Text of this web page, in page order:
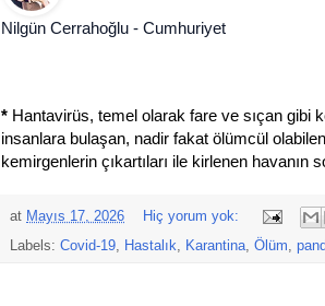
Nilgün Cerrahoğlu - Cumhuriyet
* Hantavirüs, temel olarak fare ve sıçan gibi
insanlara bulaşan, nadir fakat ölümcül
kemirgenlerin çıkartıları ile kirlenen havanın
at Mayıs 17, 2026
Hiç yorum yok:
Labels: Covid-19, Hastalık, Karantina, Ölüm,